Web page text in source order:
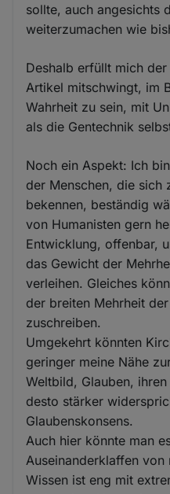
sollte, auch angesichts
weiterzumachen wie
Deshalb erfüllt mich
Artikel mitschwingt, im
Wahrheit zu sein, mit
als die Gentechnik
Noch ein Aspekt: Ich
der Menschen, die sich
bekennen, beständig
von Humanisten gern
Entwicklung, offenbar,
das Gewicht der
verleihen. Gleiches
der breiten Mehrheit
zuschreiben.
Umgekehrt könnten
geringer meine Nähe
Weltbild, Glauben,
desto stärker
Glaubenskonsens.
Auch hier könnte man
Auseinanderklaffen
Wissen ist eng mit